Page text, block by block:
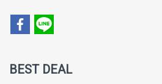
BEST DEAL